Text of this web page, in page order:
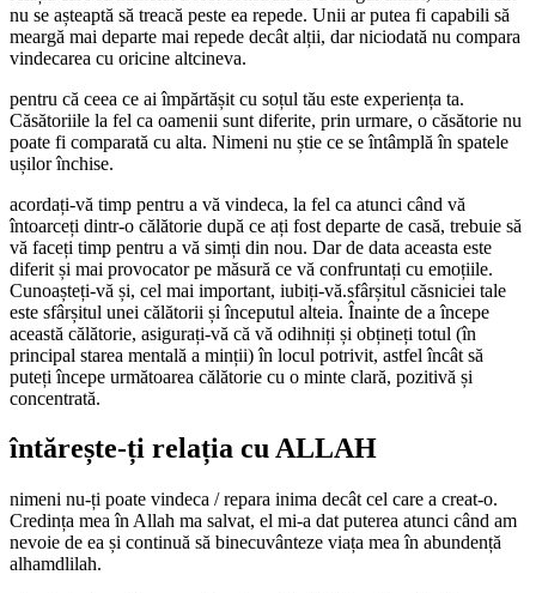
nu se așteaptă să treacă peste ea repede. Unii ar putea fi capabili să
meargă mai departe mai repede decât alții, dar niciodată nu compara
vindecarea cu oricine altcineva.
pentru că ceea ce ai împărtășit cu soțul tău este experiența ta.
Căsătoriile la fel ca oamenii sunt diferite, prin urmare, o căsătorie nu
poate fi comparată cu alta. Nimeni nu știe ce se întâmplă în spatele
ușilor închise.
acordați-vă timp pentru a vă vindeca, la fel ca atunci când vă
întoarceți dintr-o călătorie după ce ați fost departe de casă, trebuie să
vă faceți timp pentru a vă simți din nou. Dar de data aceasta este
diferit și mai provocator pe măsură ce vă confruntați cu emoțiile.
Cunoașteți-vă și, cel mai important, iubiți-vă.sfârșitul căsniciei tale
este sfârșitul unei călătorii și începutul alteia. Înainte de a începe
această călătorie, asigurați-vă că vă odihniți și obțineți totul (în
principal starea mentală a minții) în locul potrivit, astfel încât să
puteți începe următoarea călătorie cu o minte clară, pozitivă și
concentrată.
întărește-ți relația cu ALLAH
nimeni nu-ți poate vindeca / repara inima decât cel care a creat-o.
Credința mea în Allah ma salvat, el mi-a dat puterea atunci când am
nevoie de ea și continuă să binecuvânteze viața mea în abundență
alhamdlilah.